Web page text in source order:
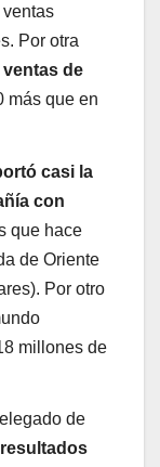
Por otra
de
más que en
casi la
con
que hace
de Oriente
Por otro
millones de
de